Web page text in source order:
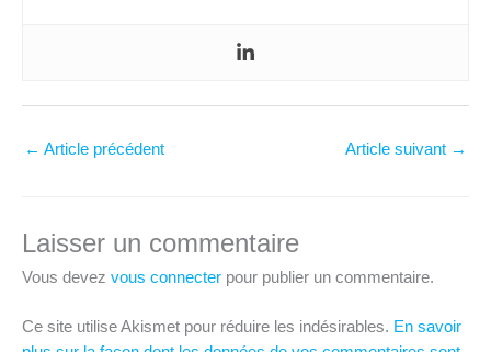
← Article précédent Article suivant →
Laisser un commentaire
Vous devez vous connecter pour publier un commentaire.
Ce site utilise Akismet pour réduire les indésirables. En savoir